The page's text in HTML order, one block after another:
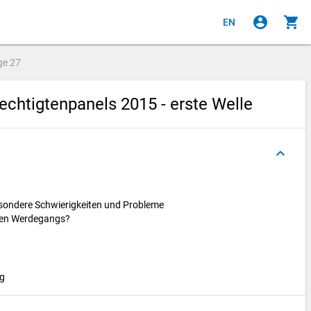
EN account_circle shopping_cart
27
2015 - erste Welle
keyboard_arrow_up
Schwierigkeiten und Probleme
Werdegangs?